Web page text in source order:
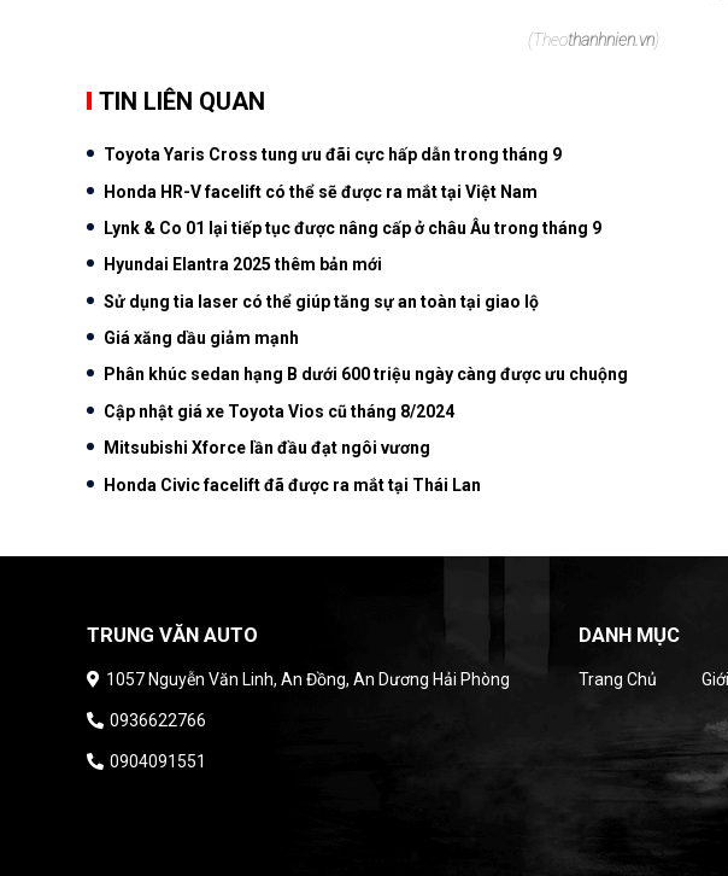
(Theothanhnien.vn)
TIN LIÊN QUAN
Toyota Yaris Cross tung ưu đãi cực hấp dẫn trong tháng 9
Honda HR-V facelift có thể sẽ được ra mắt tại Việt Nam
Lynk & Co 01 lại tiếp tục được nâng cấp ở châu Âu trong tháng 9
Hyundai Elantra 2025 thêm bản mới
Sử dụng tia laser có thể giúp tăng sự an toàn tại giao lộ
Giá xăng dầu giảm mạnh
Phân khúc sedan hạng B dưới 600 triệu ngày càng được ưu chuộng
Cập nhật giá xe Toyota Vios cũ tháng 8/2024
Mitsubishi Xforce lần đầu đạt ngôi vương
Honda Civic facelift đã được ra mắt tại Thái Lan
TRUNG VĂN AUTO
1057 Nguyễn Văn Linh, An Đồng, An Dương Hải Phòng
0936622766
0904091551
DANH MỤC
Trang Chủ